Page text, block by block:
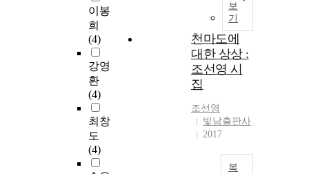
이봉
희
(4)
강영
환
(4)
최창
도
(4)
보
기
천마도에
대한 상상 :
조선영 시
집
조선영
빛남출판사
2017
복